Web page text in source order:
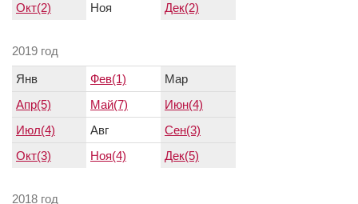
Окт(2)
Ноя Дек(2)
2019 год
Янв Фев(1)
Мар
Апр(5)
Май(7)
Июн(4)
Июл(4)
Авг
Сен(3)
Окт(3)
Ноя(4) Дек(5)
2018 год